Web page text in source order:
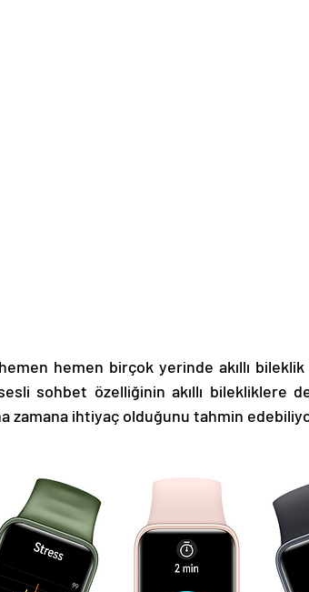
hemen hemen birçok yerinde akıllı
sohbet özelliğinin akıllı bilekliklere
zamana ihtiyaç olduğunu tahmin